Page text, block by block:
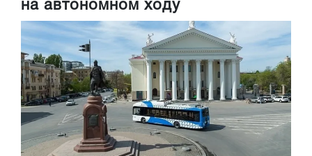
на автономном ходу